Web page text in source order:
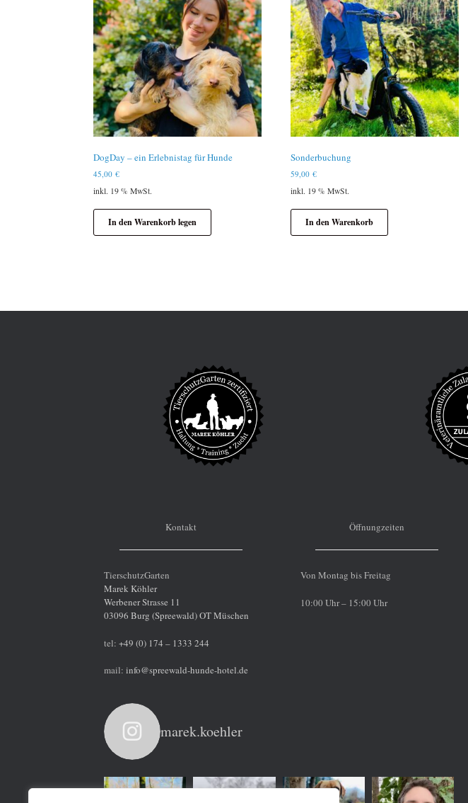
DogDay – ein Erlebnistag für Hunde
45,00 €
inkl. 19 % MwSt.
In den Warenkorb legen
Sonderbuchung
59,00€
inkl. 19 % MwSt.
In den Warenkorb
Kontakt
TierschutzGarten
Marek Köhler
Werbener Strasse 11
03096 Burg (Spreewald) OT Müschen
tel: +49 (0) 174 – 1333 244
mail: info@spreewald-hunde-hotel.de
Öffnungzeiten
Von Montag bis Freitag
10:00 Uhr – 15:00 Uhr
marek.koehler